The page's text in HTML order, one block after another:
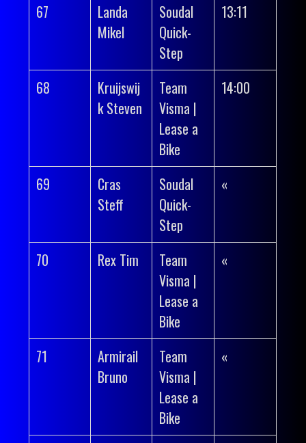
67
Landa
Mikel
Soudal
Quick-
Step
13:11
68
Kruijswij
k Steven
Team
Visma |
Lease a
Bike
14:00
69
Cras
Steff
Soudal
Quick-
Step
«
70 Rex Tim
Team
Visma |
Lease a
Bike
«
71
Armirail
Bruno
Team
Visma |
Lease a
Bike
«